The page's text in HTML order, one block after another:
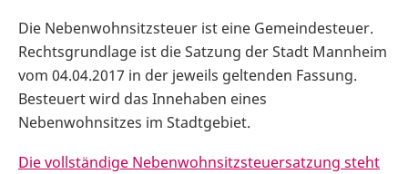
Die Nebenwohnsitzsteuer ist eine Gemeindesteuer.
Rechtsgrundlage ist die Satzung der Stadt Mannheim
vom 04.04.2017 in der jeweils geltenden Fassung.
Besteuert wird das Innehaben eines
Nebenwohnsitzes im Stadtgebiet.
Die vollständige Nebenwohnsitzsteuersatzung steht